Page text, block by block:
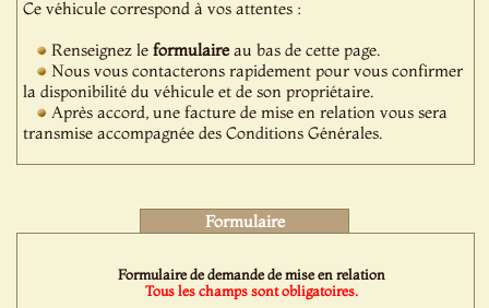
Ce véhicule correspond à vos attentes :
Renseignez leformulaireau bas de cette page.
Nous vous contacterons rapidement pour vous confirmer
la disponibilité du véhicule et de son propriétaire.
Après accord, une facture de mise en relation vous sera
transmise accompagnée des Conditions Générales.
Formulaire
Formulaire de demande de mise en relation
Tous les champs sont obligatoires.